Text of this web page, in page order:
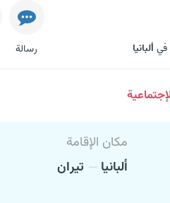
في ألبانيا رسالة
مكان الإقامة
ألبانيا
تيران